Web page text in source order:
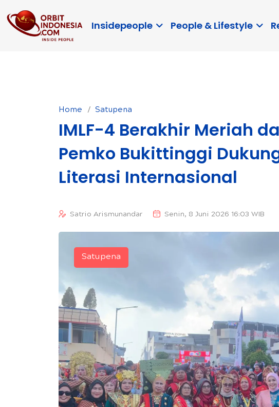
Insidepeople People & Lifestyle
Home Satupena
IMLF-4 Berakhir Meriah
Pemko Bukittinggi
Literasi Internasional
Satrio Arismunandar Senin, 8 Juni 2026 16:03 WIB
Satupena